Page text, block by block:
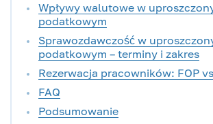
Wpływy walutowe w
podatkowym
Sprawozdawczość w
podatkowym – terminy i zakres
Rezerwacja pracowników: FOP
FAQ
Podsumowanie